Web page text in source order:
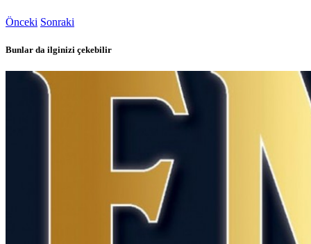
Önceki Sonraki
Bunlar da ilginizi çekebilir